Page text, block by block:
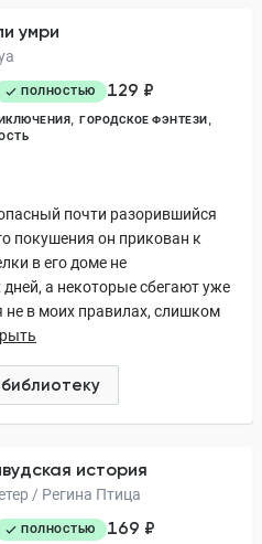
умри
ПОЛНОСТЬЮ 129 ₽
ГОРОДСКОЕ ФЭНТЕЗИ
почти разорившийся
покушения он прикован к
в его доме не
а некоторые сбегают уже
в моих правилах, слишком
история
/ Регина Птица
ПОЛНОСТЬЮ 169 ₽